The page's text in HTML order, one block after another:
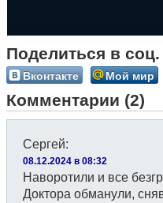
Поделиться в соц.
Вконтакте Мой мир
Комментарии (2)
Сергей:
08.12.2024 в 08:32
Наворотили и все
Доктора обманули,